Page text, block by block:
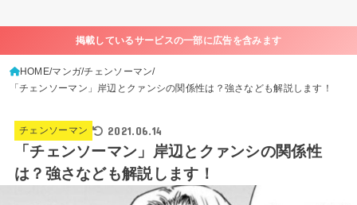
掲載しているサービスの一部に広告を含みます
HOME マンガ チェンソーマン
「チェンソーマン」岸辺とクァンシの関係性は？強さなども解説します！
チェンソーマン 2021.06.14
「チェンソーマン」岸辺とクァンシの関係性
は？強さなども解説します！